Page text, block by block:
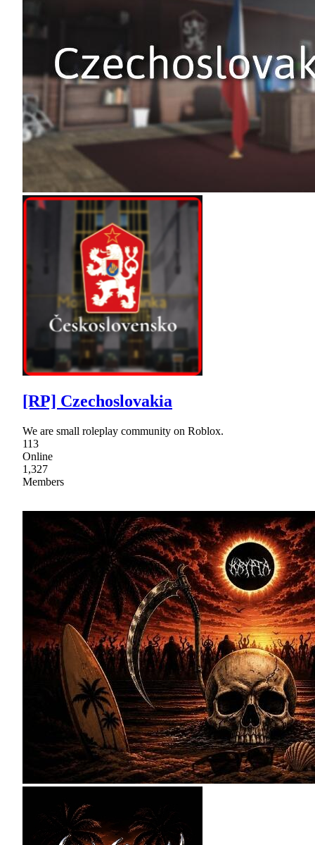
[RP] Czechoslovakia
We are small roleplay community on Roblox.
113
Online
1,327
Members